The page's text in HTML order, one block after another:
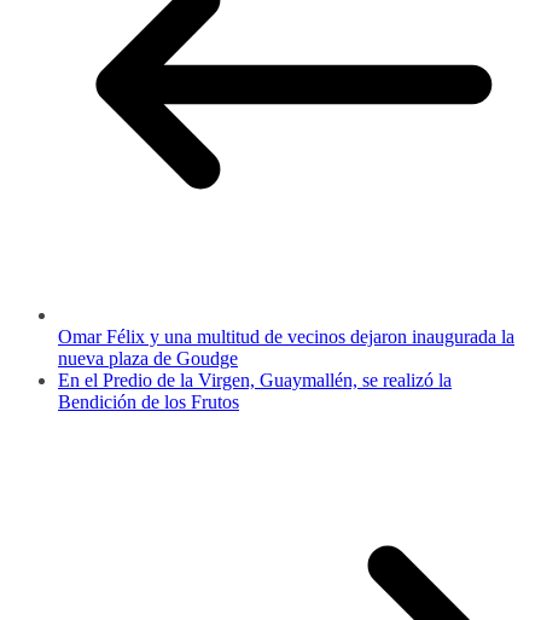
Omar Félix y una multitud de vecinos dejaron inaugurada la
nueva plaza de Goudge
En el Predio de la Virgen, Guaymallén, se realizó la
Bendición de los Frutos